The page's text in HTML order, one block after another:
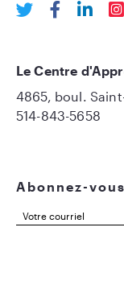
Abonnez-
Le Centre
4865, boul.
514-843-5658